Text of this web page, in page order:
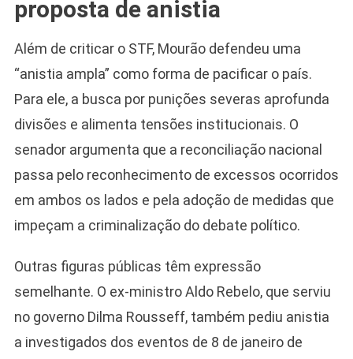
proposta de anistia
Além de criticar o STF, Mourão defendeu uma
“anistia ampla” como forma de pacificar o país.
Para ele, a busca por punições severas aprofunda
divisões e alimenta tensões institucionais. O
senador argumenta que a reconciliação nacional
passa pelo reconhecimento de excessos ocorridos
em ambos os lados e pela adoção de medidas que
impeçam a criminalização do debate político.
Outras figuras públicas têm expressão
semelhante. O ex-ministro Aldo Rebelo, que serviu
no governo Dilma Rousseff, também pediu anistia
a investigados dos eventos de 8 de janeiro de